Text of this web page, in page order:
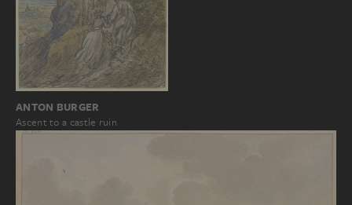
ANTON BURGER
Ascent to a castle ruin